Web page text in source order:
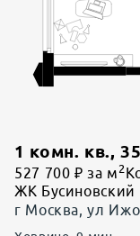
1 комн. кв.,
527 700 ₽ за м 2
ЖК Бусиновский
г Москва, ул